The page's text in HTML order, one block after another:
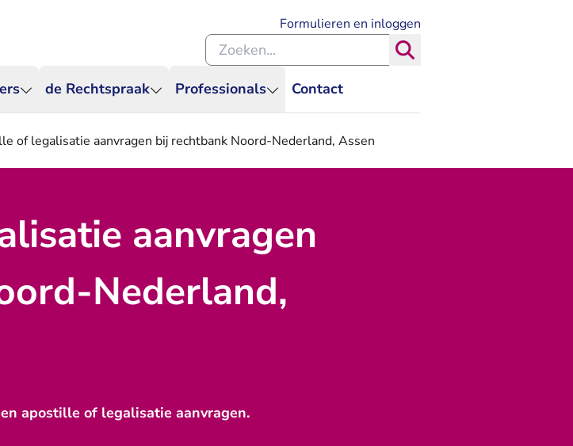
de Rechtspraak Professionals Contact
Formulieren en inloggen
Zoeken binnen de Rechtspraak
of legalisatie aanvragen bij rechtbank Noord-Nederland, Assen
aanvragen
Nederland,
apostille of legalisatie aanvragen.